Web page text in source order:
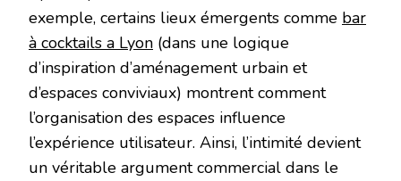
exemple, certains lieux émergents comme bar
à cocktails a Lyon (dans une logique
d’inspiration d’aménagement urbain et
d’espaces conviviaux) montrent comment
l’organisation des espaces influence
l’expérience utilisateur. Ainsi, l’intimité devient
un véritable argument commercial dans le